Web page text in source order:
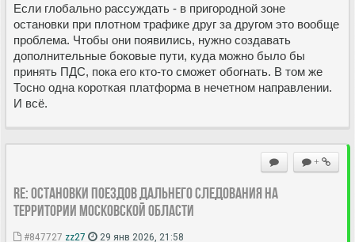
Если глобально рассуждать - в пригородной зоне
остановки при плотном трафике друг за другом это вообще
проблема. Чтобы они появились, нужно создавать
дополнительные боковые пути, куда можно было бы
принять ПДС, пока его кто-то сможет обогнать. В том же
Тосно одна короткая платформа в нечетном направлении.
И всё.
+
Re: Остановки поездов дальнего следования на
территории Московской области
#847727 zz27 29 янв 2026, 21:58